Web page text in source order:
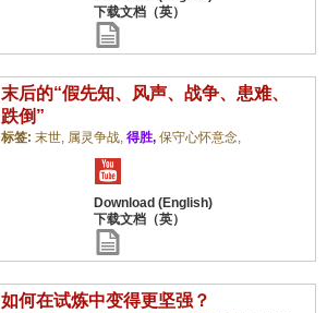
末后的“假先知、风声、战争、患难、
跌倒”
标签: 末世, 属灵争战, 得胜, 保守心怀意念,
如何在试炼中变得更坚强？